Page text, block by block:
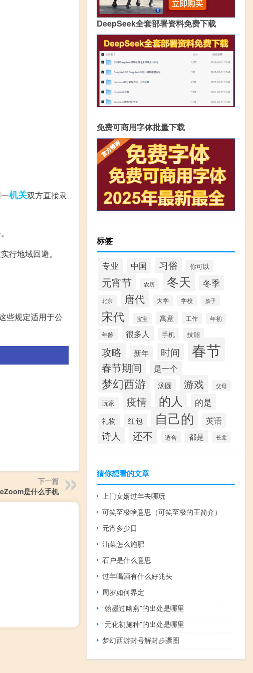
机关双方直接隶
行地域回避。
些规定适用于公
下一篇
是什么手机
DeepSeek全套部署资料免费下载
免费可商用字体批量下载
标签
专业 中国 习俗 你可以
元宵节 农历 冬天 冬季
北京 唐代 大学 学校 孩子
宋代 宝宝 寓意 工作
年初
年龄
很多人 手机 技能
攻略 新年 时间 春节
春节期间 是一个
梦幻西游 汤圆 游戏 父母
玩家 疫情 的人 的是
礼物 红包 自己的 英语
诗人 还不 适合 都是 长辈
猜你想看的文章
上门女婿过年去哪玩
可笑至极啥意思（可笑至极的王简介）
元宵多少日
油菜怎么施肥
石户是什么意思
过年喝酒有什么好兆头
周岁如何界定
“翰墨过幽燕”的出处是哪里
“元化初施种”的出处是哪里
梦幻西游封号解封步骤图